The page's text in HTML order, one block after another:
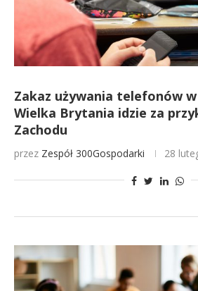
Zakaz używania telefonów w
Wielka Brytania idzie za
Zachodu
przez Zespół 300Gospodarki 28